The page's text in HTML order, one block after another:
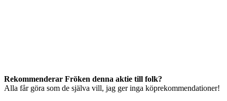
Rekommenderar Fröken denna aktie till folk?
Alla får göra som de själva vill, jag ger inga köprekommendationer!